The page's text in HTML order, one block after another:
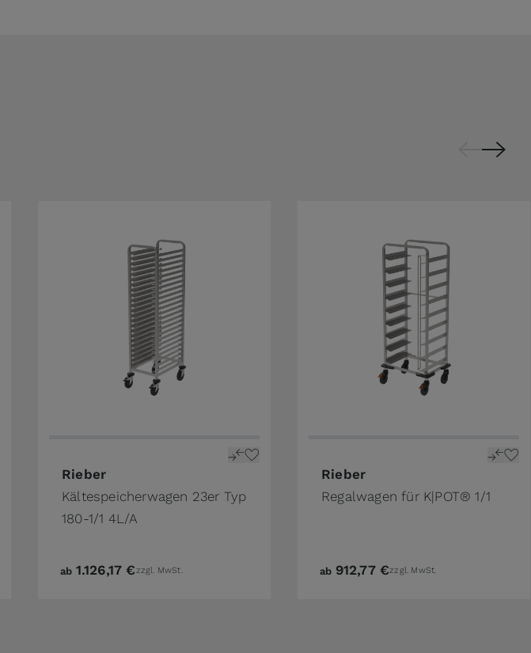
Rieber
Kältespeicherwagen 23er Typ
180-1/1 4L/A
The price depends on the options chosen on the product page
ab 1.126,17 €zzgl. MwSt.
Rieber
Regalwagen für K|POT® 1/1
ab 912,77 €zzgl. MwSt.